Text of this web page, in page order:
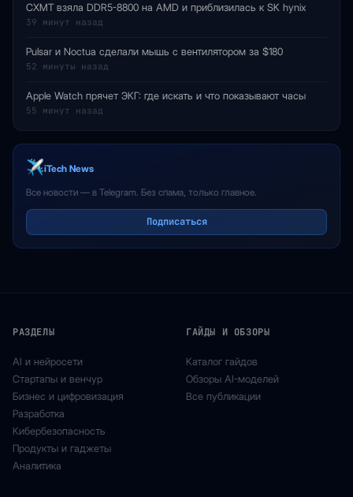
CXMT взяла DDR5-8800 на AMD и приблизилась к SK hynix
39 минут назад
Pulsar и Noctua сделали мышь с вентилятором за $180
52 минуты назад
Apple Watch прячет ЭКГ: где искать и что показывают часы
55 минут назад
iTech News
Все новости — в Telegram. Без спама, только главное.
Подписаться
РАЗДЕЛЫ
AI и нейросети
Стартапы и венчур
Бизнес и цифровизация
Разработка
Кибербезопасность
Продукты и гаджеты
Аналитика
ГАЙДЫ И ОБЗОРЫ
Каталог гайдов
Обзоры AI-моделей
Все публикации